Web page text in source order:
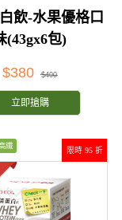
飲-水果優格口
(43gx6包)
$380 $400
立即搶購
限時 95 折
纖